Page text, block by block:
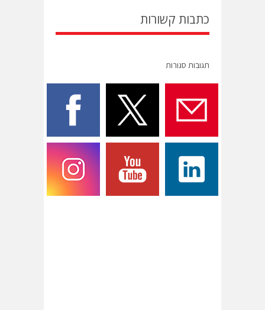
כתבות קשורות
תגובות סגורות